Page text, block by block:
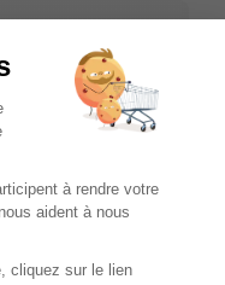
ne sont pas
Gazette du
par sa capacité à
la famille. Ce